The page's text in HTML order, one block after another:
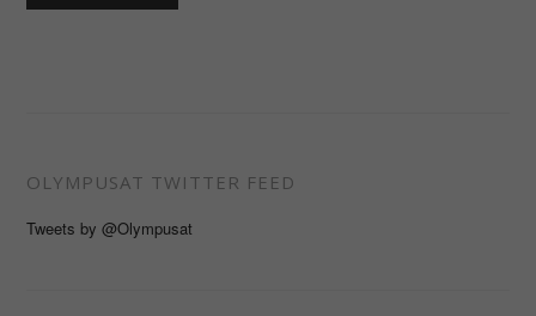
OLYMPUSAT TWITTER FEED
Tweets by @Olympusat